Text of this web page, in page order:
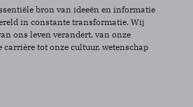
bron van ideeën en informatie
in constante transformatie. Wij
ons leven verandert, van onze
tot onze cultuur, wetenschap